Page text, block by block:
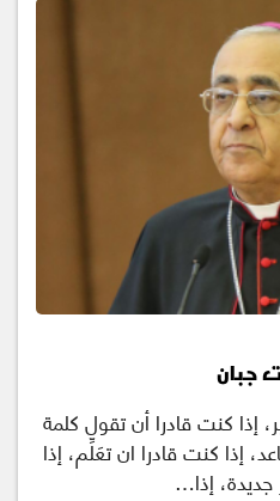
جبان
إذا كنت قادرا أن تقول كلمة
إذا كنت قادرا ان تعَلِّم، إذا
إذا…